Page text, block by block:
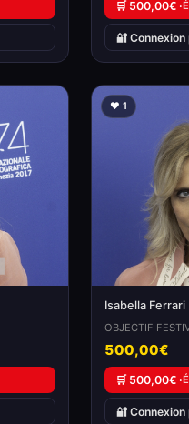
🛒 500,00€ ·
🔐
❤️ 1
Isabella Ferrari
OBJECTIF
500,00€
🛒 500,00€ ·
🔐